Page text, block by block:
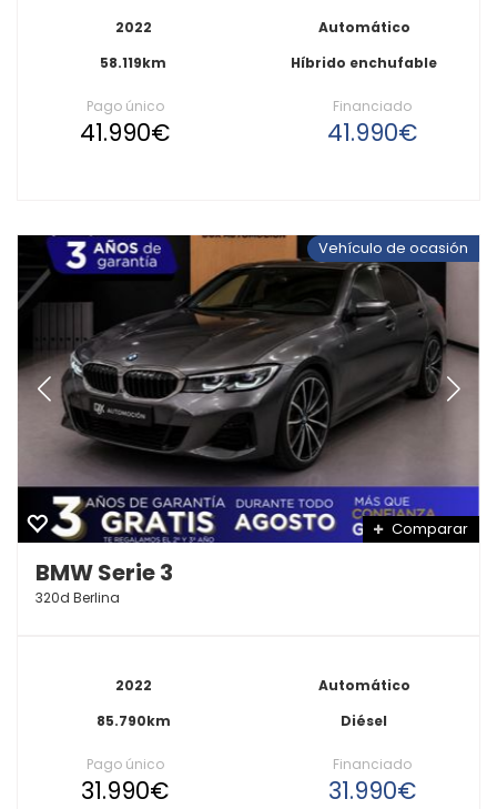
2022
58.119km
Automático
Híbrido enchufable
Pago único
41.990€
Financiado
41.990€
Vehículo de ocasión
Comparar
BMW Serie 3
320d Berlina
2022
85.790km
Automático
Diésel
Pago único
31.990€
Financiado
31.990€